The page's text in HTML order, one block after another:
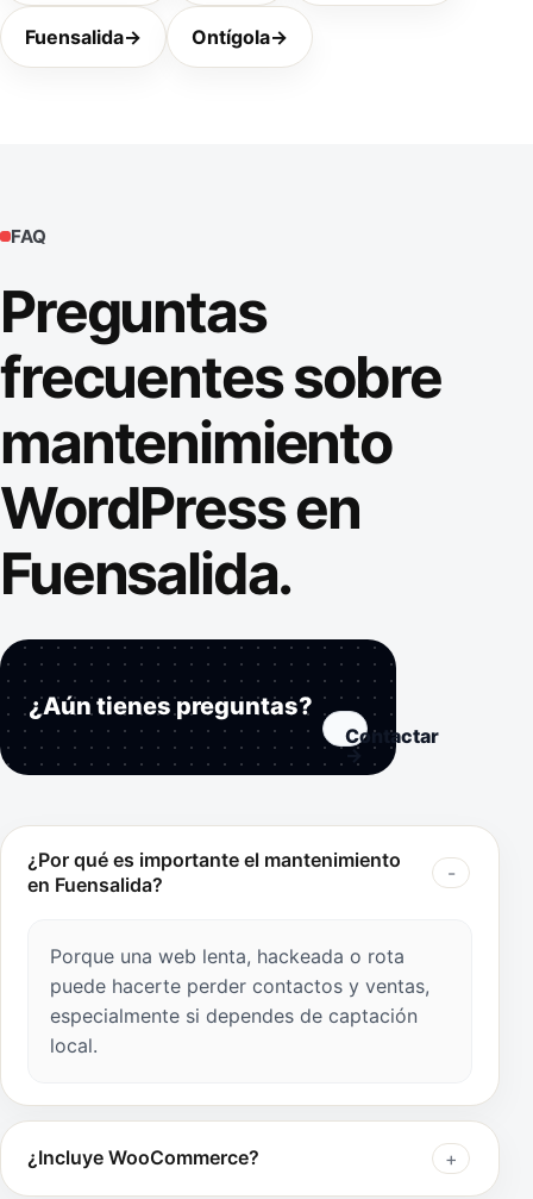
Fuensalida→ Ontígola→
FAQ
Preguntas
frecuentes sobre
mantenimiento
WordPress en
Fuensalida.
¿Aún tienes preguntas?
Contactar
→
¿Por qué es importante el mantenimiento
en Fuensalida?
Porque una web lenta, hackeada o rota
puede hacerte perder contactos y ventas,
especialmente si dependes de captación
local.
¿Incluye WooCommerce?